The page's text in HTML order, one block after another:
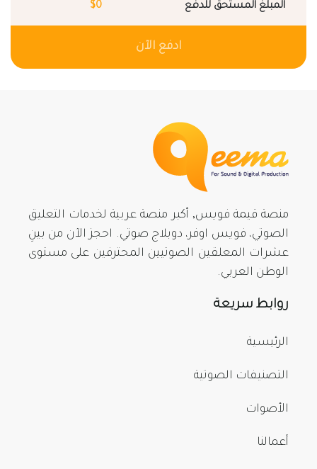
المبلغ المستحق للدفع $0
ادفع الآن
منصة قيمة فويس, أكبر منصة عربية لخدمات التعليق
الصوتي، فويس اوفر، دوبلاج صوتي. احجز الآن من بينِ
عشرات المعلقين الصوتيين المحترفين على مستوى
الوطن العربي.
روابط سريعة
الرئيسية
التصنيفات الصوتية
الأصوات
أعمالنا